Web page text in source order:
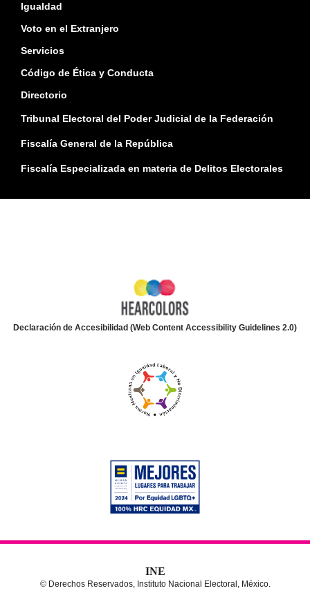
Igualdad
Voto en el Extranjero
Servicios
Código de Ética y Conducta
Directorio
Tribunal Electoral del Poder Judicial de la Federación
Fiscalía General de la República
Fiscalía Especializada en materia de Delitos Electorales
Declaración de Accesibilidad (Web Content Accessibility Guidelines 2.0)
INE
© Derechos Reservados, Instituto Nacional Electoral, México.